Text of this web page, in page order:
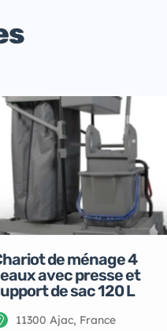
de ménage 4
avec presse et
de sac 120 L
11300 Ajac, France